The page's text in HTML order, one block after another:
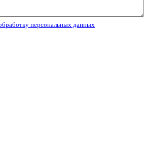
персональных данных